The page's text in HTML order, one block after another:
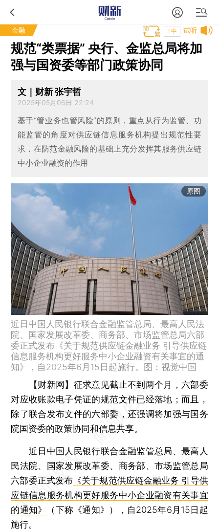
金融 试听
T中
规范“类票据” 央行、金监总局将加
强与国资委等部门政策协同
文｜财新 张宇哲
2025年05月06日 22:24
基于“管业务也管风险”的原则，重点从行为监管、功
能监管的角度对供应链信息服务机构提出规范性要
求，在防范金融风险的基础上充分发挥其服务供应链
中小企业融资的作用
原图
近日中国人民银行联合金融监管总局、最高人民法
院、国家发展改革委、商务部、市场监管总局六部
委正式发布《关于规范供应链金融业务 引导供应链
信息服务机构更好服务中小企业融资有关事宜的通
知》，自2025年6月15日起施行。图：视觉中国
【财新网】 征求意见截止不到两个月，六部委
对应收账款电子凭证的规范文件已经落地；而且，
除了联合发布文件的六部委，还强调将加强与国务
院国资委的政策协同和信息共享。
近日中国人民银行联合金融监管总局、最高人
民法院、国家发展改革委、商务部、市场监管总局
六部委正式发布 《关于规范供应链金融业务 引导供
应链信息服务机构更好服务中小企业融资有关事宜
的通知》
（下称《通知》），自2025年6月15日起
施行。